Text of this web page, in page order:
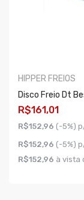
HIPPER FREIOS
Disco Freio Dt
R$161,01
R$152,96 (-5%)
R$152,96 (-5%)
R$152,96 à vista